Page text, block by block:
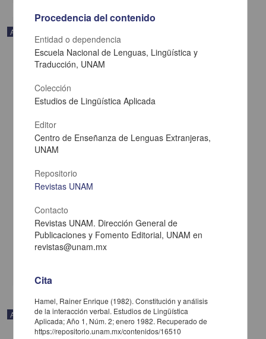
Artículo
Xolpan y Tonalco: una hipótesis acerca de la correlación
astronómica del calendario mexica
Aguilera, Carmen - Instituto de Investigaciones Históricas, UNAM
2022-10-21
Artes y Humanidades
Artículo
Procedencia del contenido
Entidad o dependencia
Escuela Nacional de Lenguas, Lingüística y
Traducción, UNAM
Colección
Estudios de Lingüística Aplicada
Editor
Centro de Enseñanza de Lenguas Extranjeras,
UNAM
Repositorio
Revistas UNAM
Contacto
Revistas UNAM. Dirección General de
Publicaciones y Fomento Editorial, UNAM en
revistas@unam.mx
Cita
Hamel, Rainer Enrique (1982). Constitución y análisis
de la interacción verbal. Estudios de Lingüística
Aplicada; Año 1, Núm. 2; enero 1982. Recuperado de
https://repositorio.unam.mx/contenidos/16510